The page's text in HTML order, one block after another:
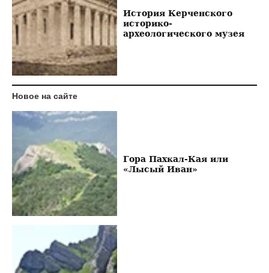
История Керченского
историко-
археологического музея
Новое на сайте
Гора Пахкал-Кая или
«Лысый Иван»